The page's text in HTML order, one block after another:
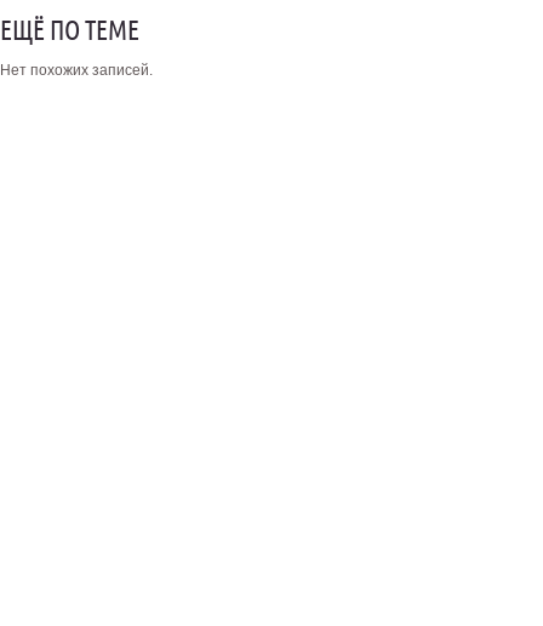
ЕЩЁ ПО ТЕМЕ
Нет похожих записей.